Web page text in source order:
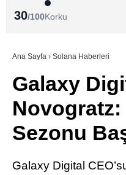
ALTCOİN HABERLERİ
SÖZLÜK
30/100Korku
Ana Sayfa › Solana Haberleri
Galaxy
Novogratz:
Sezonu
Galaxy Digital